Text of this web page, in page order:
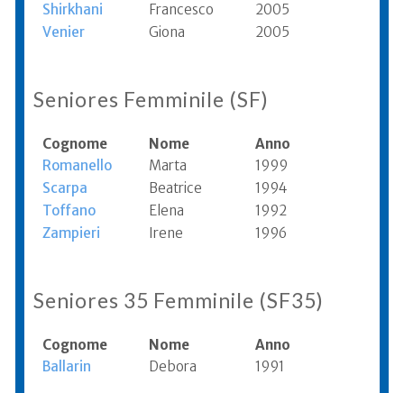
Shirkhani
Francesco
2005
Venier
Giona 2005
Seniores Femminile (SF)
Cognome Nome
Anno
Romanello
Marta
1999
Scarpa
Beatrice
1994
Toffano
Elena
1992
Zampieri
Irene 1996
Seniores 35 Femminile (SF35)
Cognome Nome
Anno
Ballarin
Debora 1991